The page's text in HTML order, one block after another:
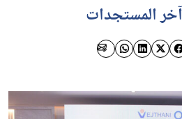
المستجدات